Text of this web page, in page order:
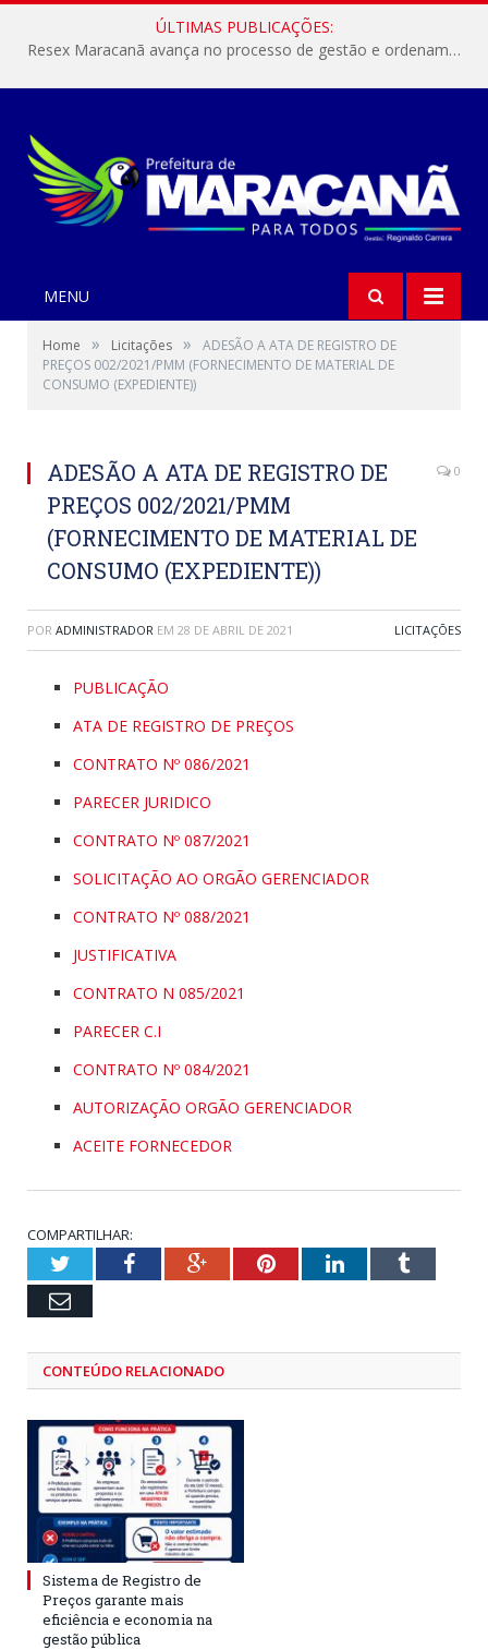
ÚLTIMAS PUBLICAÇÕES:
Resex Maracanã avança no processo de gestão e ordenamento do turismo em nossas áreas protegidas.
MENU
Home » Licitações »
ADESÃO A ATA DE REGISTRO DE
PREÇOS 002/2021/PMM (FORNECIMENTO DE MATERIAL DE
CONSUMO (EXPEDIENTE))
ADESÃO A ATA DE REGISTRO DE
PREÇOS 002/2021/PMM
(FORNECIMENTO DE MATERIAL DE
CONSUMO (EXPEDIENTE))
0
POR ADMINISTRADOR EM 28 DE ABRIL DE 2021 LICITAÇÕES
PUBLICAÇÃO
ATA DE REGISTRO DE PREÇOS
CONTRATO Nº 086/2021
PARECER JURIDICO
CONTRATO Nº 087/2021
SOLICITAÇÃO AO ORGÃO GERENCIADOR
CONTRATO Nº 088/2021
JUSTIFICATIVA
CONTRATO N 085/2021
PARECER C.I
CONTRATO Nº 084/2021
AUTORIZAÇÃO ORGÃO GERENCIADOR
ACEITE FORNECEDOR
COMPARTILHAR:
TwitterFacebookGoogle+PinterestLinkedInTumblr
Email
CONTEÚDO RELACIONADO
Sistema de Registro de
Preços garante mais
eficiência e economia na
gestão pública